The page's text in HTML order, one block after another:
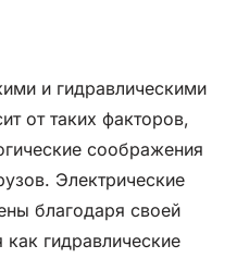
и гидравлическими
от таких факторов,
соображения
Электрические
благодаря своей
гидравлические